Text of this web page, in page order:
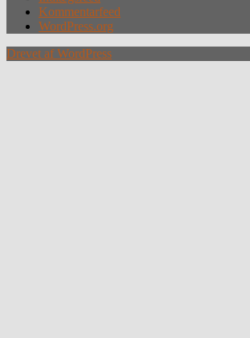
Kommentarfeed
WordPress.org
Drevet af WordPress